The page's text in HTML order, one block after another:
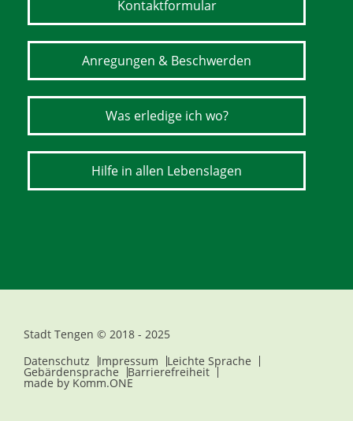
Kontaktformular
Anregungen & Beschwerden
Was erledige ich wo?
Hilfe in allen Lebenslagen
Stadt Tengen © 2018 - 2025
Datenschutz
Impressum Leichte Sprache
Gebärdensprache Barrierefreiheit
made by Komm.ONE